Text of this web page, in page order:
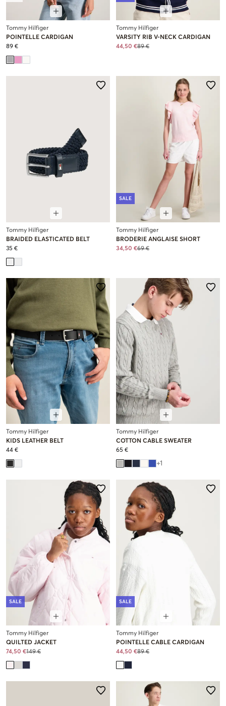
Tommy Hilfiger
POINTELLE CARDIGAN
89 €
Tommy Hilfiger
VARSITY RIB V-NECK CARDIGAN
44,50 €89 €
Tommy Hilfiger
BRAIDED ELASTICATED BELT
35 €
SALE
Tommy Hilfiger
BRODERIE ANGLAISE SHORT
34,50 €69 €
Tommy Hilfiger
KIDS LEATHER BELT
44 €
Tommy Hilfiger
COTTON CABLE SWEATER
65 €
+1
SALE
Tommy Hilfiger
QUILTED JACKET
74,50 €149 €
SALE
Tommy Hilfiger
POINTELLE CABLE CARDIGAN
44,50 €89 €